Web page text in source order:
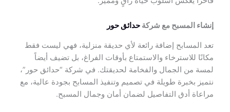
إنشاء المسبح مع شركةحدائق حور
تعد المسابح إضافة رائعة لأي حديقة منزلية، فهي ليست فقط
مكانًا للاسترخاء والاستمتاع بأوقات الفراغ، بل تضيف أيضاً
لمسة من الجمال والفخامة لحديقتك. في شركة “حدائق حور”،
نتميز بخبرة طويلة في تصميم وتنفيذ المسابح بجودة عالية، مع
مراعاة أدق التفاصيل لضمان أمان وجمال المسبح.